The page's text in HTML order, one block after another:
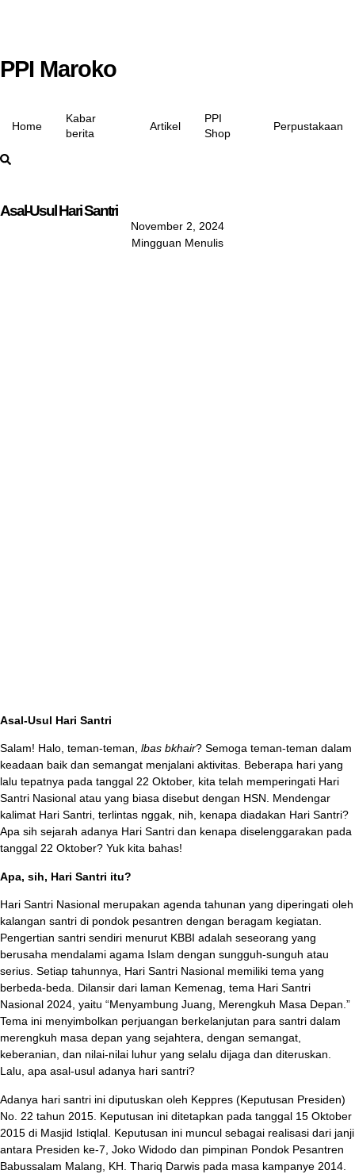
PPI Maroko
Home
Kabar
berita
Artikel
PPI
Shop
Perpustakaan
Asal-Usul Hari Santri
November 2, 2024
Mingguan Menulis
Asal-Usul Hari Santri
Salam! Halo, teman-teman, lbas bkhair? Semoga teman-teman dalam
keadaan baik dan semangat menjalani aktivitas. Beberapa hari yang
lalu tepatnya pada tanggal 22 Oktober, kita telah memperingati Hari
Santri Nasional atau yang biasa disebut dengan HSN. Mendengar
kalimat Hari Santri, terlintas nggak, nih, kenapa diadakan Hari Santri?
Apa sih sejarah adanya Hari Santri dan kenapa diselenggarakan pada
tanggal 22 Oktober? Yuk kita bahas!
Apa, sih, Hari Santri itu?
Hari Santri Nasional merupakan agenda tahunan yang diperingati oleh
kalangan santri di pondok pesantren dengan beragam kegiatan.
Pengertian santri sendiri menurut KBBI adalah seseorang yang
berusaha mendalami agama Islam dengan sungguh-sunguh atau
serius. Setiap tahunnya, Hari Santri Nasional memiliki tema yang
berbeda-beda. Dilansir dari laman Kemenag, tema Hari Santri
Nasional 2024, yaitu “Menyambung Juang, Merengkuh Masa Depan.”
Tema ini menyimbolkan perjuangan berkelanjutan para santri dalam
merengkuh masa depan yang sejahtera, dengan semangat,
keberanian, dan nilai-nilai luhur yang selalu dijaga dan diteruskan.
Lalu, apa asal-usul adanya hari santri?
Adanya hari santri ini diputuskan oleh Keppres (Keputusan Presiden)
No. 22 tahun 2015. Keputusan ini ditetapkan pada tanggal 15 Oktober
2015 di Masjid Istiqlal. Keputusan ini muncul sebagai realisasi dari janji
antara Presiden ke-7, Joko Widodo dan pimpinan Pondok Pesantren
Babussalam Malang, KH. Thariq Darwis pada masa kampanye 2014.